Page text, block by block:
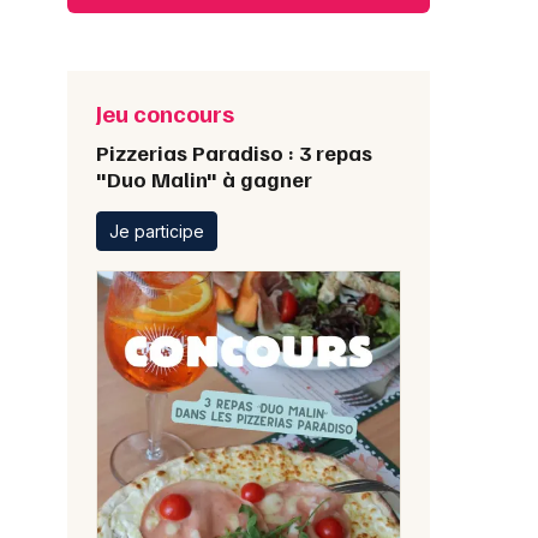
Jeu concours
Pizzerias Paradiso : 3 repas
"Duo Malin" à gagner
Je participe